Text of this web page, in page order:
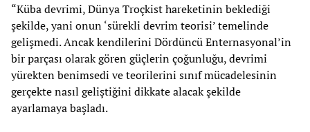
“Küba devrimi, Dünya Troçkist hareketinin beklediği
şekilde, yani onun ‘sürekli devrim teorisi’ temelinde
gelişmedi. Ancak kendilerini Dördüncü Enternasyonal’in
bir parçası olarak gören güçlerin çoğunluğu, devrimi
yürekten benimsedi ve teorilerini sınıf mücadelesinin
gerçekte nasıl geliştiğini dikkate alacak şekilde
ayarlamaya başladı.